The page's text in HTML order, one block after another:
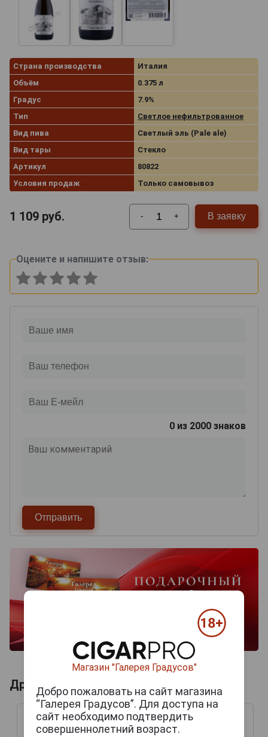
Страна производства
Италия
Объём
0.375 л
Градус
7.9%
Тип
Светлое нефильтрованное
Вид пива
Светлый эль (Pale ale)
Вид тары
Стекло
Артикул
80822
Условия продаж
Только самовывоз
1 109 руб. - + В заявку
Оцените и напишите отзыв:
0 из 2000 знаков
Другие продукты бренда CA DEL BRADO
Магазин "Галерея Градусов"
Добро пожаловать на сайт магазина
“Галерея Градусов”. Для доступа на
сайт необходимо подтвердить
совершеннолетний возраст.